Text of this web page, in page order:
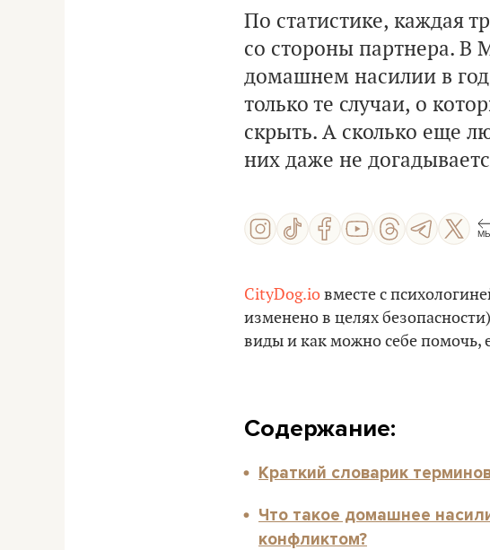
По статистике, каждая
со стороны партнера. В
домашнем насилии в
только те случаи, о
скрыть. А сколько еще
них даже не
CityDog.ioвместе с
изменено в целях
виды и как можно себе помочь,
Содержание:
Краткий словарик
Что такое домашнее
конфликтом?